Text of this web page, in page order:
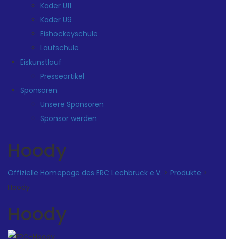
Kader U11
Kader U9
Eishockeyschule
Laufschule
Eiskunstlauf
Presseartikel
Sponsoren
Unsere Sponsoren
Sponsor werden
Hoody
Offizielle Homepage des ERC Lechbruck e.V. > Produkte >
Hoody
Hoody